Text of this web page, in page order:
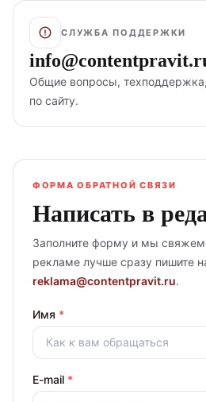
СЛУЖБА ПОДДЕРЖКИ
Общие вопросы,
по сайту.
ФОРМА ОБРАТНОЙ СВЯЗИ
Написать в
Заполните форму и мы
рекламе лучше сразу пишите
reklama@contentpravit.ru.
Имя *
E-mail *